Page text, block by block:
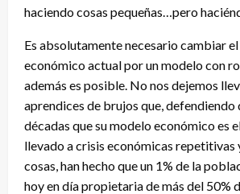
haciendo cosas pequeñas…pero
Es absolutamente necesario cambiar
económico actual por un modelo con
además es posible. No nos dejemos
aprendices de brujos que, defendiendo
décadas que su modelo económico es
llevado a crisis económicas repetitivas
cosas, han hecho que un 1% de la
hoy en día propietaria de más del 50%